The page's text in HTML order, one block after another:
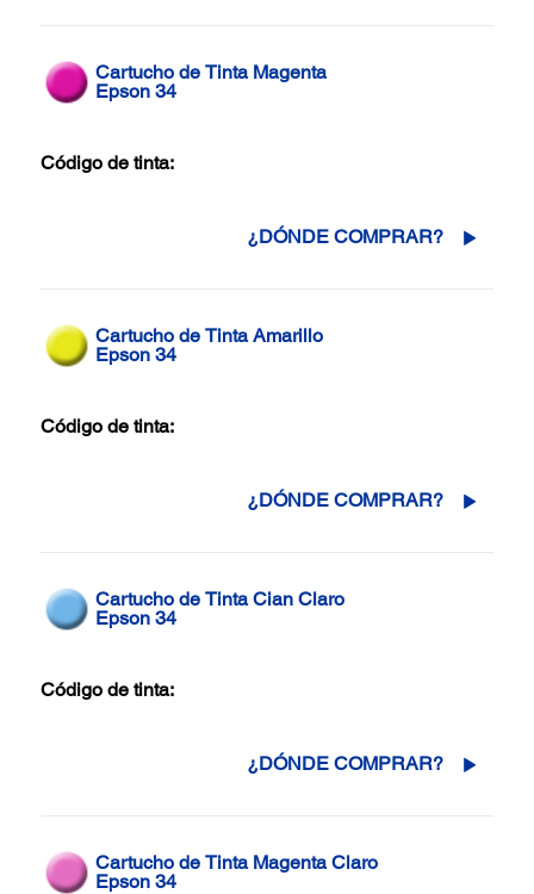
Cartucho de Tinta Magenta
Epson 34
Código de tinta:
¿DÓNDE COMPRAR?
Cartucho de Tinta Amarillo
Epson 34
Código de tinta:
¿DÓNDE COMPRAR?
Cartucho de Tinta Cian Claro
Epson 34
Código de tinta:
¿DÓNDE COMPRAR?
Cartucho de Tinta Magenta Claro
Epson 34